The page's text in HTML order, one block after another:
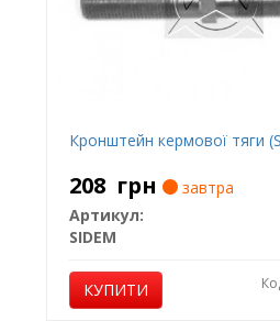
Кронштейн кермової тяги
208 грн
завтра
Артикул:
SIDEM
КУПИТИ